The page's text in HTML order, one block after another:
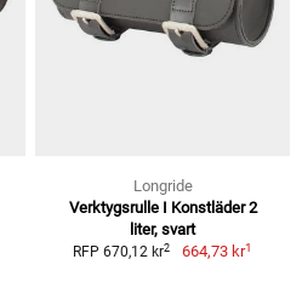
Longride
Verktygsrulle I Konstläder 2
liter, svart
RFP 670,12 kr2 664,73 kr1